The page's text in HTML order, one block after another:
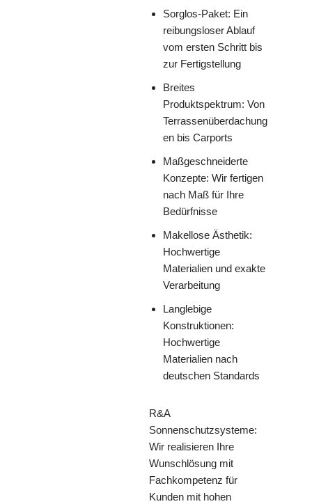
Sorglos-Paket: Ein
reibungsloser Ablauf
vom ersten Schritt bis
zur Fertigstellung
Breites
Produktspektrum: Von
Terrassenüberdachung
en bis Carports
Maßgeschneiderte
Konzepte: Wir fertigen
nach Maß für Ihre
Bedürfnisse
Makellose Ästhetik:
Hochwertige
Materialien und exakte
Verarbeitung
Langlebige
Konstruktionen:
Hochwertige
Materialien nach
deutschen Standards
R&A
Sonnenschutzsysteme:
Wir realisieren Ihre
Wunschlösung mit
Fachkompetenz für
Kunden mit hohen